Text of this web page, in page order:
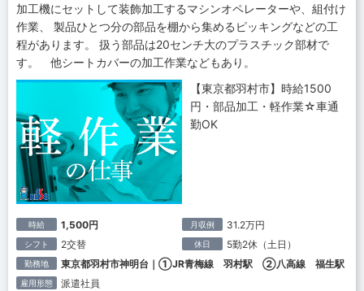
加工機にセットして装飾加工するマシンオペレーターや、組付け
作業、 製品ひとつ分の部品を棚から集めるピッキングなどの工
程があります。 扱う部品は20センチ大のプラスチック部材で
す。 他シートカバーの加工作業などもあり。
【東京都羽村市】時給1500
円・部品加工・軽作業☆車通
勤OK
時給 1,500円 月収例 31.2万円
シフト 2交替 休日 5勤2休（土日）
勤務地 東京都羽村市神明台｜①JR青梅線 羽村駅 ②八高線 福生駅
雇用形態 派遣社員